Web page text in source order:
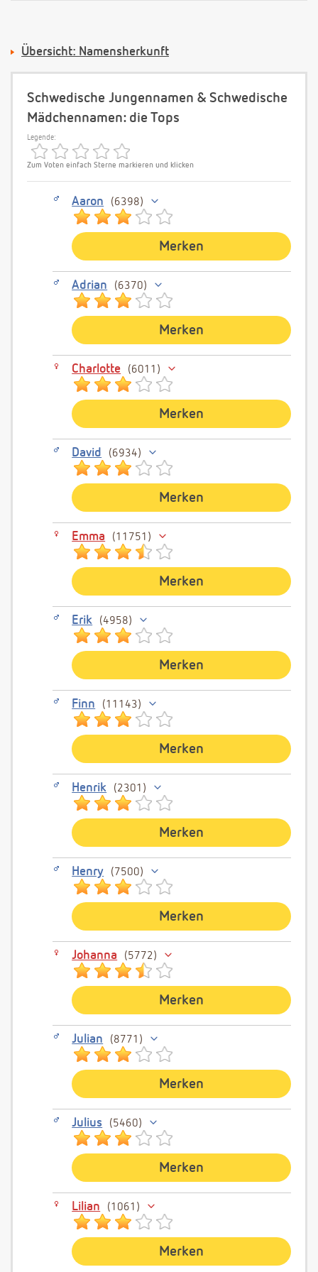
Übersicht: Namensherkunft
Schwedische Jungennamen & Schwedische
Mädchennamen: die Tops
Legende:
Zum Voten einfach Sterne markieren und klicken
Aaron 6398
Merken
Adrian 6370
Merken
Charlotte 6011
Merken
David 6934
Merken
Emma 11751
Merken
Erik 4958
Merken
Finn 11143
Merken
Henrik 2301
Merken
Henry 7500
Merken
Johanna 5772
Merken
Julian 8771
Merken
Julius 5460
Merken
Lilian 1061
Merken